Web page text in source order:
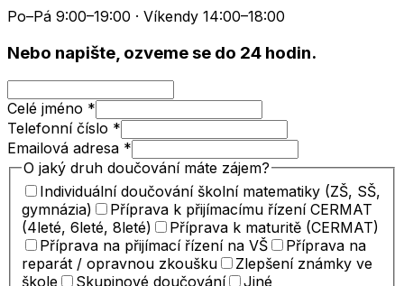
Po–Pá 9:00–19:00 · Víkendy 14:00–18:00
Nebo napište, ozveme se do 24 hodin.
Celé jméno *
Telefonní číslo *
Emailová adresa *
O jaký druh doučování máte zájem?
Individuální doučování školní matematiky (ZŠ, SŠ,
gymnázia)
Příprava k přijímacímu řízení CERMAT
(4leté, 6leté, 8leté)
Příprava k maturitě (CERMAT)
Příprava na přijímací řízení na VŠ
Příprava na
reparát / opravnou zkoušku
Zlepšení známky ve
škole
Skupinové doučování Jiné